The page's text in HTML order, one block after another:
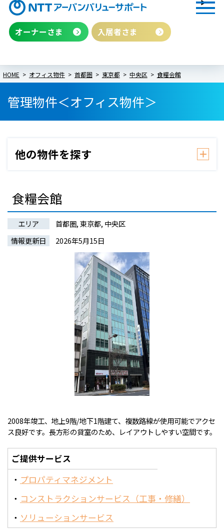
オーナーさま 入居者さま
HOME オフィス物件 首都圏 東京都 中央区 食糧会館
管理物件＜オフィス物件＞
食糧会館
エリア
首都圏, 東京都, 中央区
情報更新日
2026年5月15日
2008年竣工、地上9階/地下1階建て、複数路線が使用可能でアクセ
ス良好です。長方形の貸室のため、レイアウトしやすい空間です。
ご提供サービス
プロパティマネジメント
コンストラクションサービス（工事・修繕）
ソリューションサービス